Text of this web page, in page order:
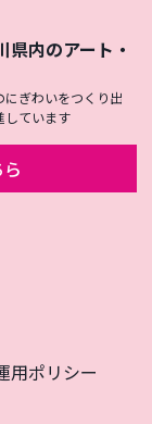
県内のアート・
ぎわいをつくり出
しています
用ポリシー